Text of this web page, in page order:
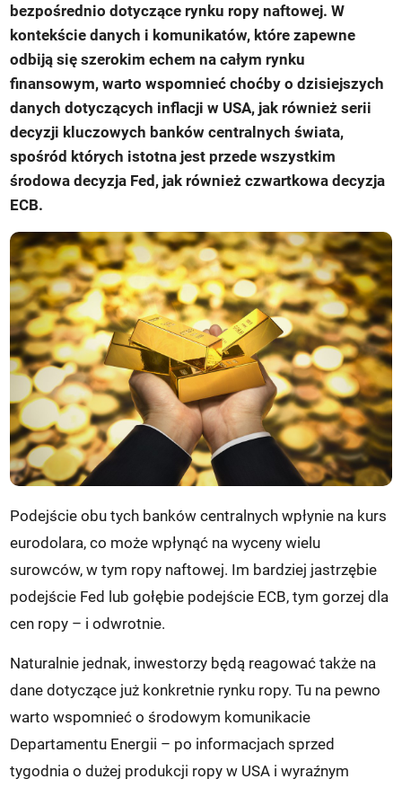
bezpośrednio dotyczące rynku ropy naftowej. W
kontekście danych i komunikatów, które zapewne
odbiją się szerokim echem na całym rynku
finansowym, warto wspomnieć choćby o dzisiejszych
danych dotyczących inflacji w USA, jak również serii
decyzji kluczowych banków centralnych świata,
spośród których istotna jest przede wszystkim
środowa decyzja Fed, jak również czwartkowa decyzja
ECB.
Podejście obu tych banków centralnych wpłynie na kurs
eurodolara, co może wpłynąć na wyceny wielu
surowców, w tym ropy naftowej. Im bardziej jastrzębie
podejście Fed lub gołębie podejście ECB, tym gorzej dla
cen ropy – i odwrotnie.
Naturalnie jednak, inwestorzy będą reagować także na
dane dotyczące już konkretnie rynku ropy. Tu na pewno
warto wspomnieć o środowym komunikacie
Departamentu Energii – po informacjach sprzed
tygodnia o dużej produkcji ropy w USA i wyraźnym